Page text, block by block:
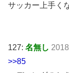
サッカー上手く
127: 名無し
>>85